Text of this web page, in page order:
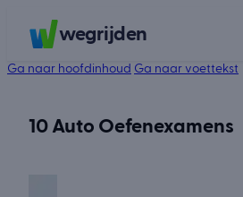
wegrijden
Ga naar hoofdinhoud Ga naar voettekst
10 Auto Oefenexamens